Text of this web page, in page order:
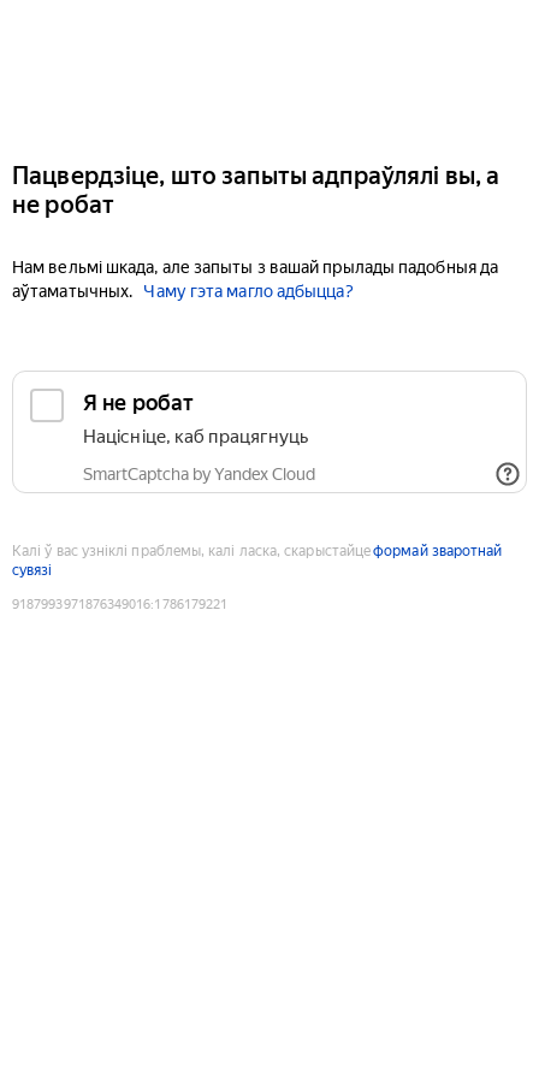
Пацвердзіце, што запыты адпраўлялі вы, а
не робат
Нам вельмі шкада, але запыты з вашай прылады падобныя да
аўтаматычных.
Чаму гэта магло адбыцца?
Я не робат
Націсніце, каб працягнуць
SmartCaptcha by Yandex Cloud
Калі ў вас узніклі праблемы, калі ласка, скарыстайцеформай зваротнай
сувязі
9187993971876349016:1786179221